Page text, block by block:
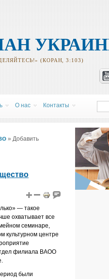
(КОРАН, 3:103)
О нас Контакты
» Добавить
— такое
охватывает все
семинаре,
культурном центре
филиала ВАОО
были